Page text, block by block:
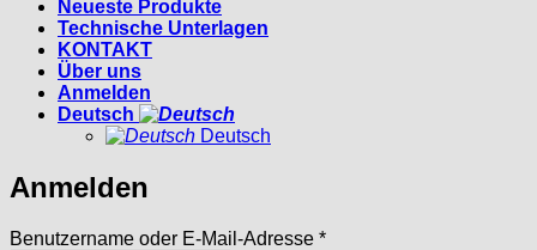
Neueste Produkte
Technische Unterlagen
KONTAKT
Über uns
Anmelden
Deutsch
Deutsch
Anmelden
Benutzername oder E-Mail-Adresse *Erforderlich